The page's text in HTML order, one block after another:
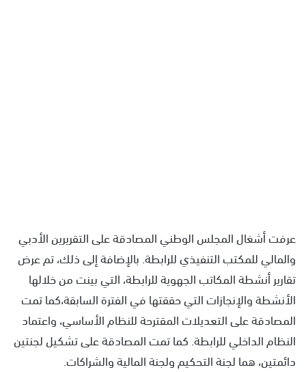
عرفت أشغال المجلس الوطني المصادقة على التقريرين الأدبي
والمالي للمكتب التنفيذي للرابطة. بالإضافة إلى ذلك، تم عرض
تقارير أنشطة المكاتب الجهوية للرابطة، التي بينت من خلالها
الأنشطة والإنجازات التي حققتها في الفترة السابقة،كما تمت
المصادقة على التعديلات المقترحة للنظام الأساسي، واعتماد
النظام الداخلي للرابطة. كما تمت المصادقة على تشكيل لجنتين
دائمتين، هما لجنة التحكيم ولجنة المالية والشراكات.